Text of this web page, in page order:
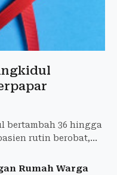
bertambah 36 hingga
rutin berobat,
Rumah Warga